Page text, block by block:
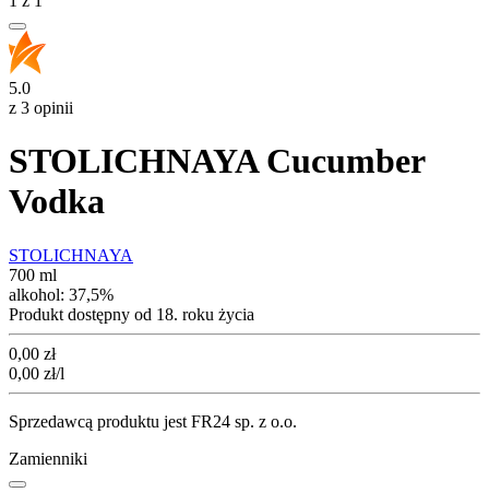
5.0
z 3 opinii
STOLICHNAYA Cucumber
Vodka
STOLICHNAYA
700 ml
alkohol: 37,5%
Produkt dostępny od 18. roku życia
Cena
0,00 zł
0,00 zł/l
Sprzedawcą produktu jest FR24 sp. z o.o.
Zamienniki